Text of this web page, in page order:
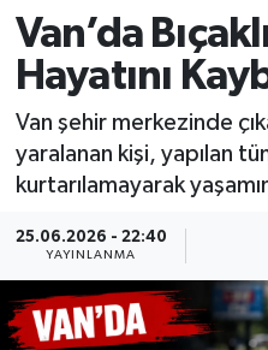
Van’da
Hayatını
Van şehir merkezinde
yaralanan kişi, yapılan
kurtarılamayarak
25.06.2026 - 22:40
YAYINLANMA
Van Rehberi
Etkinlikler
Köşe Yazıları
Hakkımda
Süper Lig Puan
Tüm Manşetler
Son Dakika Haberleri
Haber Arşivi